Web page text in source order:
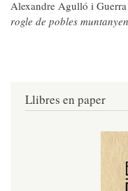
Alexandre Agulló i Guerra
rogle de pobles
Llibres en paper